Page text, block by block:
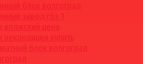
блок волгоград
завод гбз 1
волжский цена
некондиция купить
блок волгоград